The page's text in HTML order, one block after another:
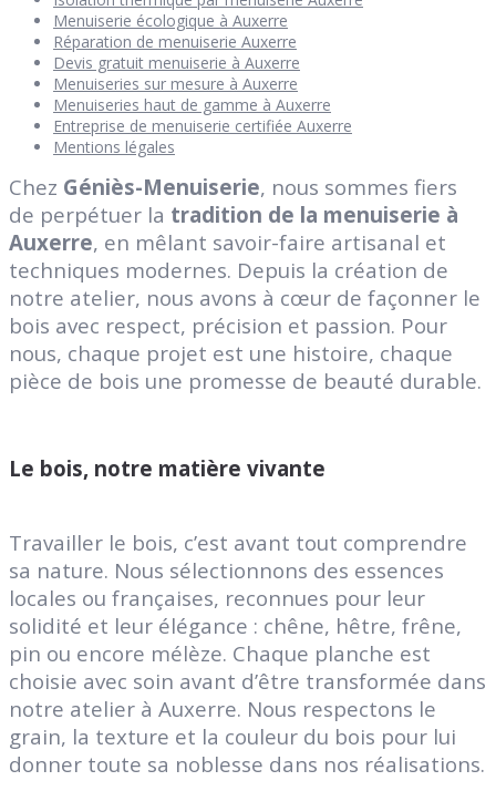
Menuiserie écologique à Auxerre
Réparation de menuiserie Auxerre
Devis gratuit menuiserie à Auxerre
Menuiseries sur mesure à Auxerre
Menuiseries haut de gamme à Auxerre
Entreprise de menuiserie certifiée Auxerre
Mentions légales
Chez Géniès-Menuiserie, nous sommes fiers
de perpétuer la tradition de la menuiserie à
Auxerre, en mêlant savoir-faire artisanal et
techniques modernes. Depuis la création de
notre atelier, nous avons à cœur de façonner le
bois avec respect, précision et passion. Pour
nous, chaque projet est une histoire, chaque
pièce de bois une promesse de beauté durable.
Le bois, notre matière vivante
Travailler le bois, c’est avant tout comprendre
sa nature. Nous sélectionnons des essences
locales ou françaises, reconnues pour leur
solidité et leur élégance : chêne, hêtre, frêne,
pin ou encore mélèze. Chaque planche est
choisie avec soin avant d’être transformée dans
notre atelier à Auxerre. Nous respectons le
grain, la texture et la couleur du bois pour lui
donner toute sa noblesse dans nos réalisations.